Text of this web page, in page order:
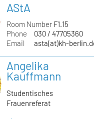
AStA
Room NumberF1.15
Phone
030 / 47705360
Email
asta(at)kh-berlin.de
Angelika
Kauffmann
Studentisches
Frauenreferat